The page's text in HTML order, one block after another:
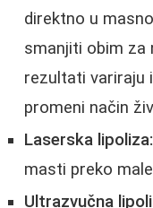
direktno u
smanjiti obim za
rezultati variraju
promeni način
Laserska lipoliza:
masti preko
Ultrazvučna